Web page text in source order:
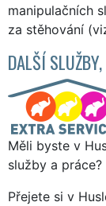
manipulačních
za stěhování
DALŠÍ
Měli byste v
služby a
Přejete si v